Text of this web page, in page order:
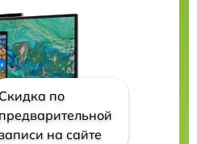
Скидка по
предварительной
на сайте